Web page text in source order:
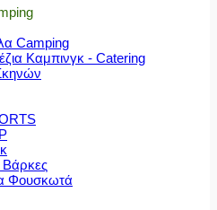
Camping
Καμπινγκ - Catering
Φουσκωτά